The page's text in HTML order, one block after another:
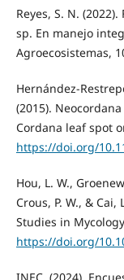
Reyes, S. N.
sp. En manejo
Agroecosistemas,
Hernández-
(2015).
Cordana leaf spot
https://doi.org/
Hou, L. W.,
Crous, P. W., &
Studies in
https://doi.org/